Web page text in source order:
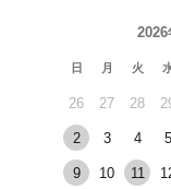
2026
日 月 火
26 27 28
2 3 4 5
9 10 11